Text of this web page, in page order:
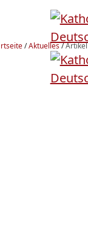
/Aktuelles/Artikel